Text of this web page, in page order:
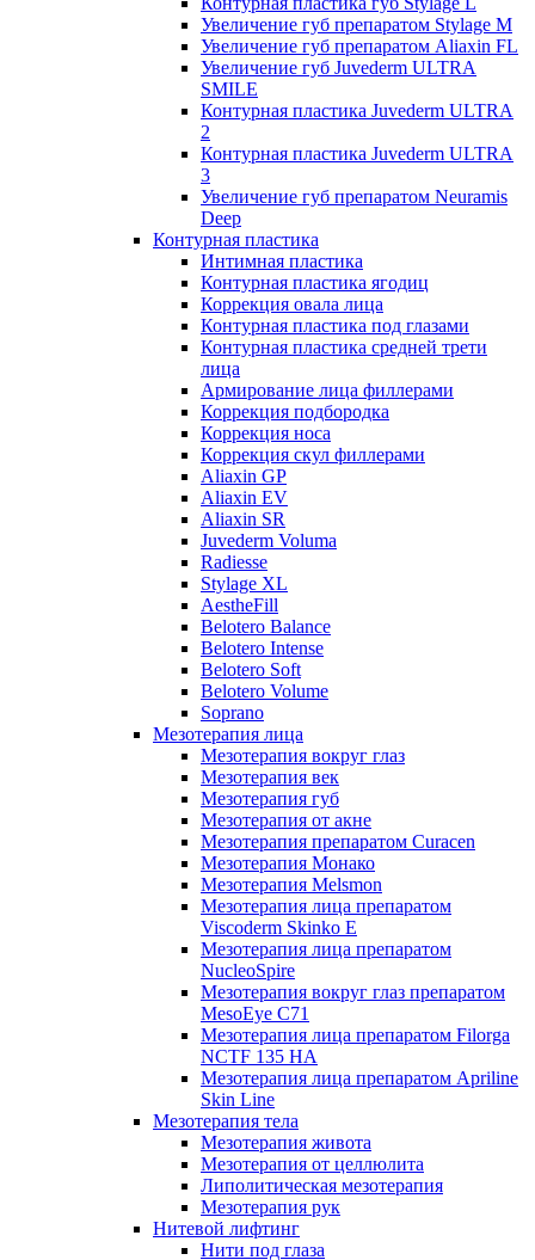
Увеличение губ препаратом Stylage M
Увеличение губ препаратом Aliaxin FL
Увеличение губ Juvederm ULTRA
SMILE
Контурная пластика Juvederm ULTRA
2
Контурная пластика Juvederm ULTRA
3
Увеличение губ препаратом Neuramis
Deep
Контурная пластика
Интимная пластика
Контурная пластика ягодиц
Коррекция овала лица
Контурная пластика под глазами
Контурная пластика средней трети
лица
Армирование лица филлерами
Коррекция подбородка
Коррекция носа
Коррекция скул филлерами
Aliaxin GP
Aliaxin EV
Aliaxin SR
Juvederm Voluma
Radiesse
Stylage XL
AestheFill
Belotero Balance
Belotero Intense
Belotero Soft
Belotero Volume
Soprano
Мезотерапия лица
Мезотерапия вокруг глаз
Мезотерапия век
Мезотерапия губ
Мезотерапия от акне
Мезотерапия препаратом Curacen
Мезотерапия Монако
Мезотерапия Melsmon
Мезотерапия лица препаратом
Viscoderm Skinko E
Мезотерапия лица препаратом
NucleoSpire
Мезотерапия вокруг глаз препаратом
MesoEye С71
Мезотерапия лица препаратом Filorga
NCTF 135 HA
Мезотерапия лица препаратом Apriline
Skin Line
Мезотерапия тела
Мезотерапия живота
Мезотерапия от целлюлита
Липолитическая мезотерапия
Мезотерапия рук
Нитевой лифтинг
Нити под глаза